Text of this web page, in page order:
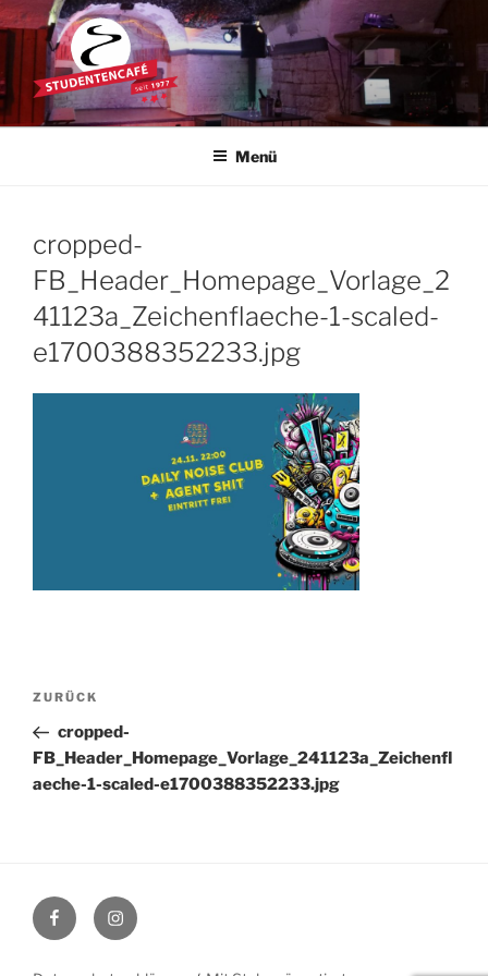
Zum
Inhalt
springen
STUDENTENCAFÉ
Die Kultkneipe in Ulm seit 1977
Menü
cropped-
FB_Header_Homepage_Vorlage_2
41123a_Zeichenflaeche-1-scaled-
e1700388352233.jpg
Beitragsnavigation
Vorheriger
Beitrag
ZURÜCK
cropped-
FB_Header_Homepage_Vorlage_241123a_Zeichenfl
aeche-1-scaled-e1700388352233.jpg
FacebookInstagram